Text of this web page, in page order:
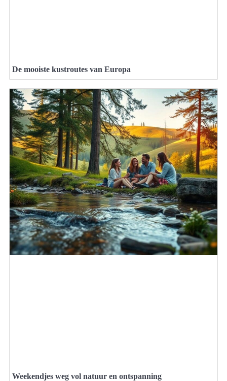
De mooiste kustroutes van Europa
Weekendjes weg vol natuur en ontspanning